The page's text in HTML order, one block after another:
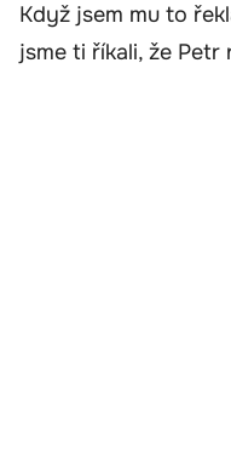
Když jsem mu to
jsme ti říkali, že Petr